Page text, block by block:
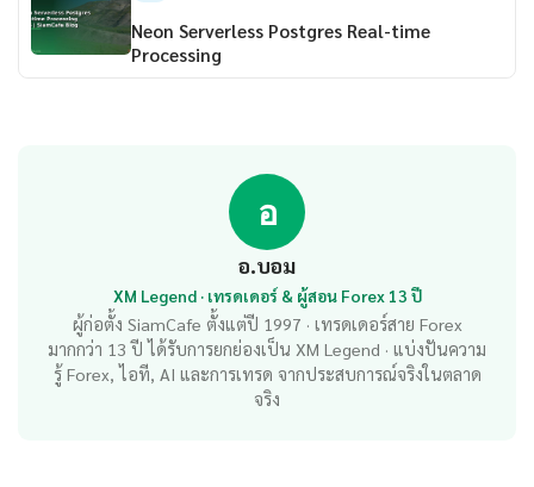
Neon Serverless Postgres Real-time
Processing
อ
อ.บอม
XM Legend · เทรดเดอร์ & ผู้สอน Forex 13 ปี
ผู้ก่อตั้ง SiamCafe ตั้งแต่ปี 1997 · เทรดเดอร์สาย Forex
มากกว่า 13 ปี ได้รับการยกย่องเป็น XM Legend · แบ่งปันความ
รู้ Forex, ไอที, AI และการเทรด จากประสบการณ์จริงในตลาด
จริง